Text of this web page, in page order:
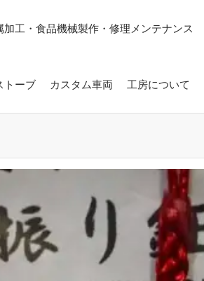
加工・食品機械製作・修理メンテナンス
トーブ カスタム車両 工房について